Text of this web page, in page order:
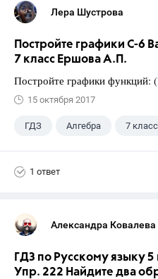
Лера Шустрова
Постройте графики С-6
7 класс Ершова А.П.
Постройте графики функций: (
15 октября 2017
ГДЗ Алгебра 7 класс
1 ответ
Александра Ковалева
ГДЗ по Русскому языку
Упр. 222 Найдите два